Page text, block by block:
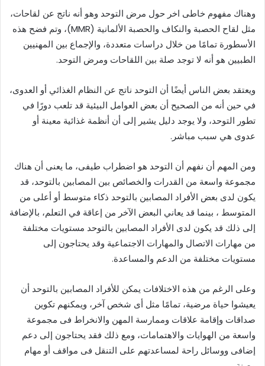
وهناك مفهوم خاطى اخر حول مرض التوحد وهو أنه ناتج عن لقاحات،
مثل لقاح الحصبة والنكاف والحصبة الألمانية (MMR)، وتم فضح هذه
الأسطورة تمامًا من خلال دراسات متعددة، والإجماع بين المهنيين
الطبيين هو أنه لا توجد صلة بين اللقاحات ومرض التوحد.
ويعتقد بعض الناس أيضًا أن التوحد ناتج عن النظام الغذائي أو العدوى،
في حين أنه من الصحيح أن بعض العوامل البيئية قد تلعب دورًا في
تطور التوحد، ولا يوجد دليل يشير إلى أن أنظمة غذائية معينة أو
عدوى هي سبب مباشر.
ومن المهم أن نفهم أن التوحد هو اضطراب طيفى، ما يعنى أن هناك
مجموعة واسعة من القدرات والخصائص بين المصابين بالتوحد، قد
يكون لدى بعض الأفراد المصابين بالتوحد ذكاء متوسط أو أعلى من
المتوسط ، بينما قد يعاني البعض الآخر من إعاقة في التعلم، بالإضافة
إلى ذلك قد يكون لدى الأفراد المصابين بالتوحد مستويات مختلفة
من مهارات الاتصال والمهارات الاجتماعية وقد يحتاجون إلى
مستويات مختلفة من الدعم والمساعدة.
وعلى الرغم من هذه الاختلافات يمكن للأفراد المصابين بالتوحد أن
يعيشوا حياة مرضية، تمامًا مثل أى شخص آخر، ويمكنهم تكوين
صداقات وإقامة علاقات وممارسة المهن والانخراط فى مجموعة
واسعة من الهوايات والاهتمامات، ومع ذلك فقد يحتاجون إلى دعم
إضافى ووسائل راحة لمساعدتهم على التنقل فى مواقف أو مهام